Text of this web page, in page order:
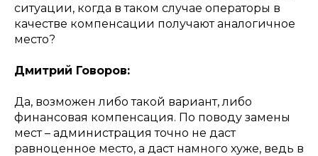
ситуации, когда в таком случае операторы в
качестве компенсации получают аналогичное
место?
Дмитрий Говоров:
Да, возможен либо такой вариант, либо
финансовая компенсация. По поводу замены
мест – администрация точно не даст
равноценное место, а даст намного хуже, ведь в